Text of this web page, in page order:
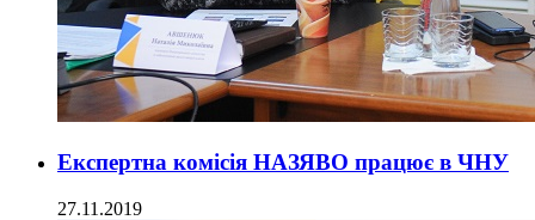
Експертна комісія НАЗЯВО працює в ЧНУ
27.11.2019